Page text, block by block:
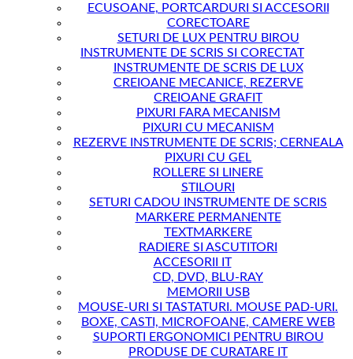
ECUSOANE, PORTCARDURI SI ACCESORII
CORECTOARE
SETURI DE LUX PENTRU BIROU
INSTRUMENTE DE SCRIS SI CORECTAT
INSTRUMENTE DE SCRIS DE LUX
CREIOANE MECANICE, REZERVE
CREIOANE GRAFIT
PIXURI FARA MECANISM
PIXURI CU MECANISM
REZERVE INSTRUMENTE DE SCRIS; CERNEALA
PIXURI CU GEL
ROLLERE SI LINERE
STILOURI
SETURI CADOU INSTRUMENTE DE SCRIS
MARKERE PERMANENTE
TEXTMARKERE
RADIERE SI ASCUTITORI
ACCESORII IT
CD, DVD, BLU-RAY
MEMORII USB
MOUSE-URI SI TASTATURI. MOUSE PAD-URI.
BOXE, CASTI, MICROFOANE, CAMERE WEB
SUPORTI ERGONOMICI PENTRU BIROU
PRODUSE DE CURATARE IT